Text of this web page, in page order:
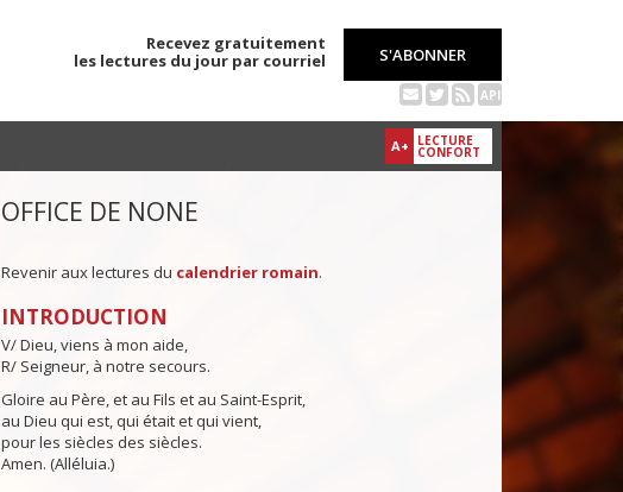
Recevez gratuitement
les lectures du jour par courriel
S'ABONNER
API
A+ LECTURE
CONFORT
OFFICE DE NONE
Revenir aux lectures du calendrier romain.
INTRODUCTION
V/ Dieu, viens à mon aide,
R/ Seigneur, à notre secours.
Gloire au Père, et au Fils et au Saint-Esprit,
au Dieu qui est, qui était et qui vient,
pour les siècles des siècles.
Amen. (Alléluia.)